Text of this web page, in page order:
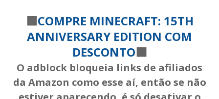
🟩COMPRE MINECRAFT: 15TH
ANNIVERSARY EDITION COM
DESCONTO🟫
O adblock bloqueia links de afiliados
da Amazon como esse aí, então se não